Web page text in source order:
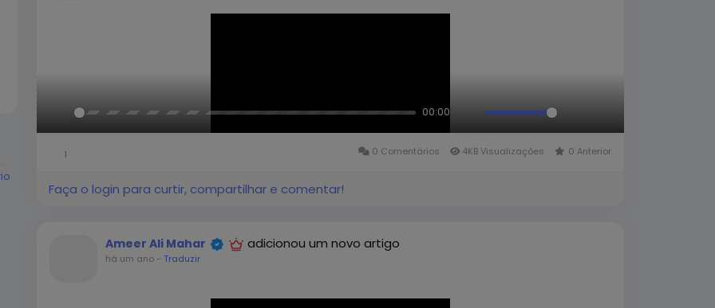
Reproduzir
00:00
Mute Fullscreen
Picture-
in-
1 0 Comentários 4KB Visualizações 0 Anterior
Faça o login para curtir, compartilhar e comentar!
Ameer Ali Mahar adicionou um novo artigo
há um ano - Traduzir